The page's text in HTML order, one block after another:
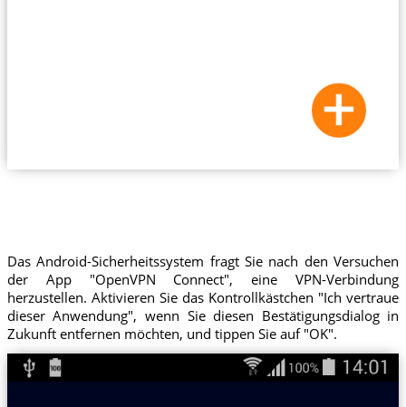
Das Android-Sicherheitssystem fragt Sie nach den Versuchen
der App "OpenVPN Connect", eine VPN-Verbindung
herzustellen. Aktivieren Sie das Kontrollkästchen "Ich vertraue
dieser Anwendung", wenn Sie diesen Bestätigungsdialog in
Zukunft entfernen möchten, und tippen Sie auf "OK".